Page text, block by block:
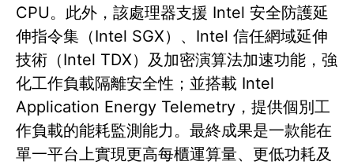
CPU。此外，該處理器支援 Intel 安全防護延
伸指令集（Intel SGX）、Intel 信任網域延伸
技術（Intel TDX）及加密演算法加速功能，強
化工作負載隔離安全性；並搭載 Intel
Application Energy Telemetry，提供個別工
作負載的能耗監測能力。最終成果是一款能在
單一平台上實現更高每櫃運算量、更低功耗及